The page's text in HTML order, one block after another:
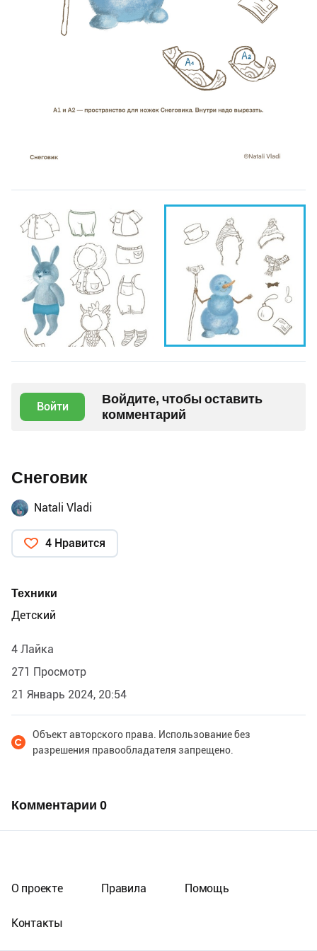
Войти
Войдите, чтобы оставить
комментарий
Снеговик
Natali Vladi
4 Нравится
Техники
Детский
4 Лайка
271 Просмотр
21 Январь 2024, 20:54
Объект авторского права. Использование без
разрешения правообладателя запрещено.
Комментарии 0
О проекте Правила Помощь
Контакты